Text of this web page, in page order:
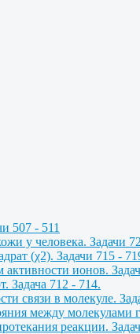
507 - 511
у человека. Задачи
(χ2). Задачи 715 -
активности ионов.
Задача 712 - 714.
связи в молекуле.
между молекулами
реакции.